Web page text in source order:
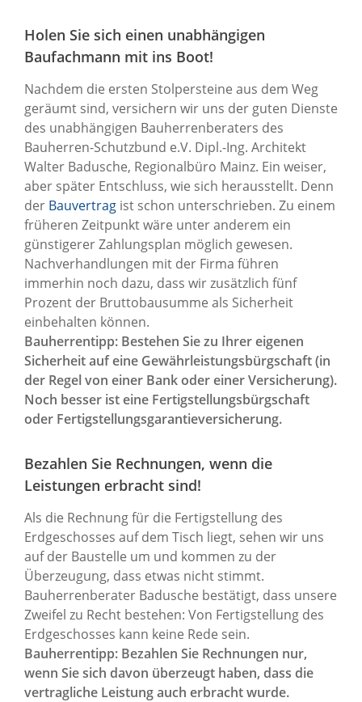
Holen Sie sich einen unabhängigen
Baufachmann mit ins Boot!
Nachdem die ersten Stolpersteine aus dem Weg
geräumt sind, versichern wir uns der guten Dienste
des unabhängigen Bauherrenberaters des
Bauherren-Schutzbund e.V. Dipl.-Ing. Architekt
Walter Badusche, Regionalbüro Mainz. Ein weiser,
aber später Entschluss, wie sich herausstellt. Denn
der Bauvertrag ist schon unterschrieben. Zu einem
früheren Zeitpunkt wäre unter anderem ein
günstigerer Zahlungsplan möglich gewesen.
Nachverhandlungen mit der Firma führen
immerhin noch dazu, dass wir zusätzlich fünf
Prozent der Bruttobausumme als Sicherheit
einbehalten können.
Bauherrentipp: Bestehen Sie zu Ihrer eigenen
Sicherheit auf eine Gewährleistungsbürgschaft (in
der Regel von einer Bank oder einer Versicherung).
Noch besser ist eine Fertigstellungsbürgschaft
oder Fertigstellungsgarantieversicherung.
Bezahlen Sie Rechnungen, wenn die
Leistungen erbracht sind!
Als die Rechnung für die Fertigstellung des
Erdgeschosses auf dem Tisch liegt, sehen wir uns
auf der Baustelle um und kommen zu der
Überzeugung, dass etwas nicht stimmt.
Bauherrenberater Badusche bestätigt, dass unsere
Zweifel zu Recht bestehen: Von Fertigstellung des
Erdgeschosses kann keine Rede sein.
Bauherrentipp: Bezahlen Sie Rechnungen nur,
wenn Sie sich davon überzeugt haben, dass die
vertragliche Leistung auch erbracht wurde.